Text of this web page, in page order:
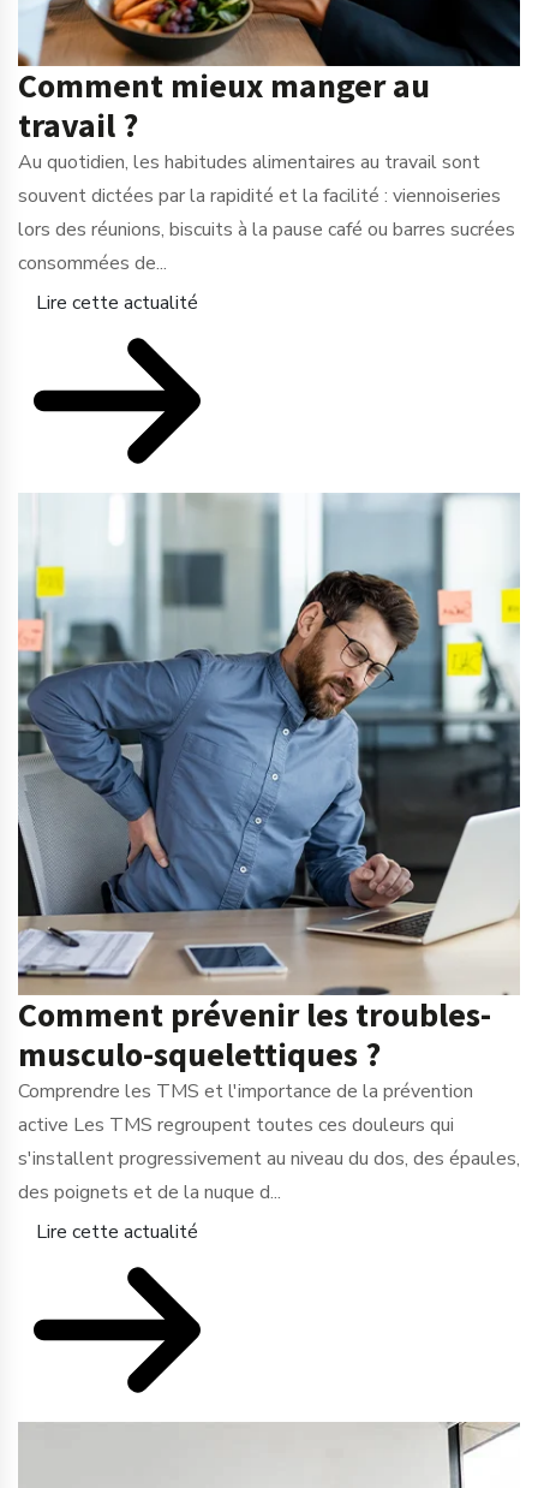
Comment mieux manger au
travail ?
Au quotidien, les habitudes alimentaires au travail sont
souvent dictées par la rapidité et la facilité : viennoiseries
lors des réunions, biscuits à la pause café ou barres sucrées
consommées de...
Lire cette actualité
Comment prévenir les troubles-
musculo-squelettiques ?
Comprendre les TMS et l'importance de la prévention
active Les TMS regroupent toutes ces douleurs qui
s'installent progressivement au niveau du dos, des épaules,
des poignets et de la nuque d...
Lire cette actualité